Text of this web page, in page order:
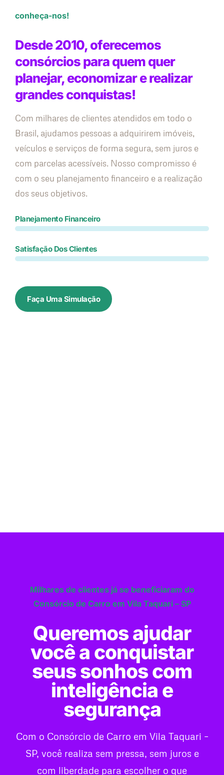
conheça-nos!
Desde 2010, oferecemos
consórcios para quem quer
planejar, economizar e realizar
grandes conquistas!
Com milhares de clientes atendidos em todo o
Brasil, ajudamos pessoas a adquirirem imóveis,
veículos e serviços de forma segura, sem juros e
com parcelas acessíveis. Nosso compromisso é
com o seu planejamento financeiro e a realização
dos seus objetivos.
Planejamento Financeiro
Satisfação Dos Clientes
Faça Uma Simulação
Milhares de clientes já se beneficiaram do
Consórcio de Carro em Vila Taquari – SP
Queremos ajudar
você a conquistar
seus sonhos com
inteligência e
segurança
Com o Consórcio de Carro em Vila Taquari –
SP, você realiza sem pressa, sem juros e
com liberdade para escolher o que